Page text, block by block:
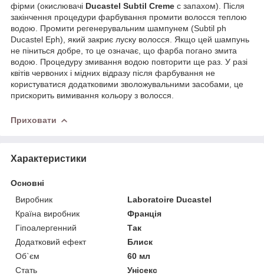
фірми (окислювачі Ducastel Subtil Creme с запахом). Після
закінчення процедури фарбування промити волосся теплою
водою. Промити регенерувальним шампунем (Subtil ph
Ducastel Eph), який закриє луску волосся. Якщо цей шампунь
не піниться добре, то це означає, що фарба погано змита
водою. Процедуру змивання водою повторити ще раз. У разі
квітів червоних і мідних відразу після фарбування не
користуватися додатковими зволожувальними засобами, це
прискорить вимивання кольору з волосся.
Приховати
Характеристики
Основні
Виробник
Laboratoire Ducastel
Країна виробник
Франція
Гіпоалергенний
Так
Додатковий ефект
Блиск
Об`єм
60 мл
Стать
Унісекс